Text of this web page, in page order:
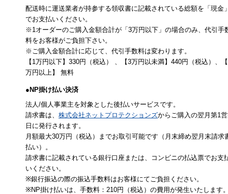
配送時に運送業者が持参する領収書に記載されている総額を「現金
でお支払いください。
※1オーダーのご購入金額合計が「3万円以下」の場合のみ、代引手
料をお客様がご負担下さい。
※ご購入金額合計に応じて、代引手数料は変わります。
【1万円以下】330円（税込） 、【3万円以未満】440円（税込）、
万円以上】 無料
●NP掛け払い決済
法人/個人事業主を対象とした後払いサービスです。
請求書は、 株式会社ネットプロテクションズからご購入の翌月第1
日に発行されます。
月額最大30万円（税込）までお取引可能です（月末締め翌月末請求
払い）。
請求書に記載されている銀行口座または、コンビニの払込票でお支
いください。
※銀行振込の際の振込手数料はお客様にてご負担ください。
※NP掛け払いは、手数料：210円（税込）の費用が発生いたします